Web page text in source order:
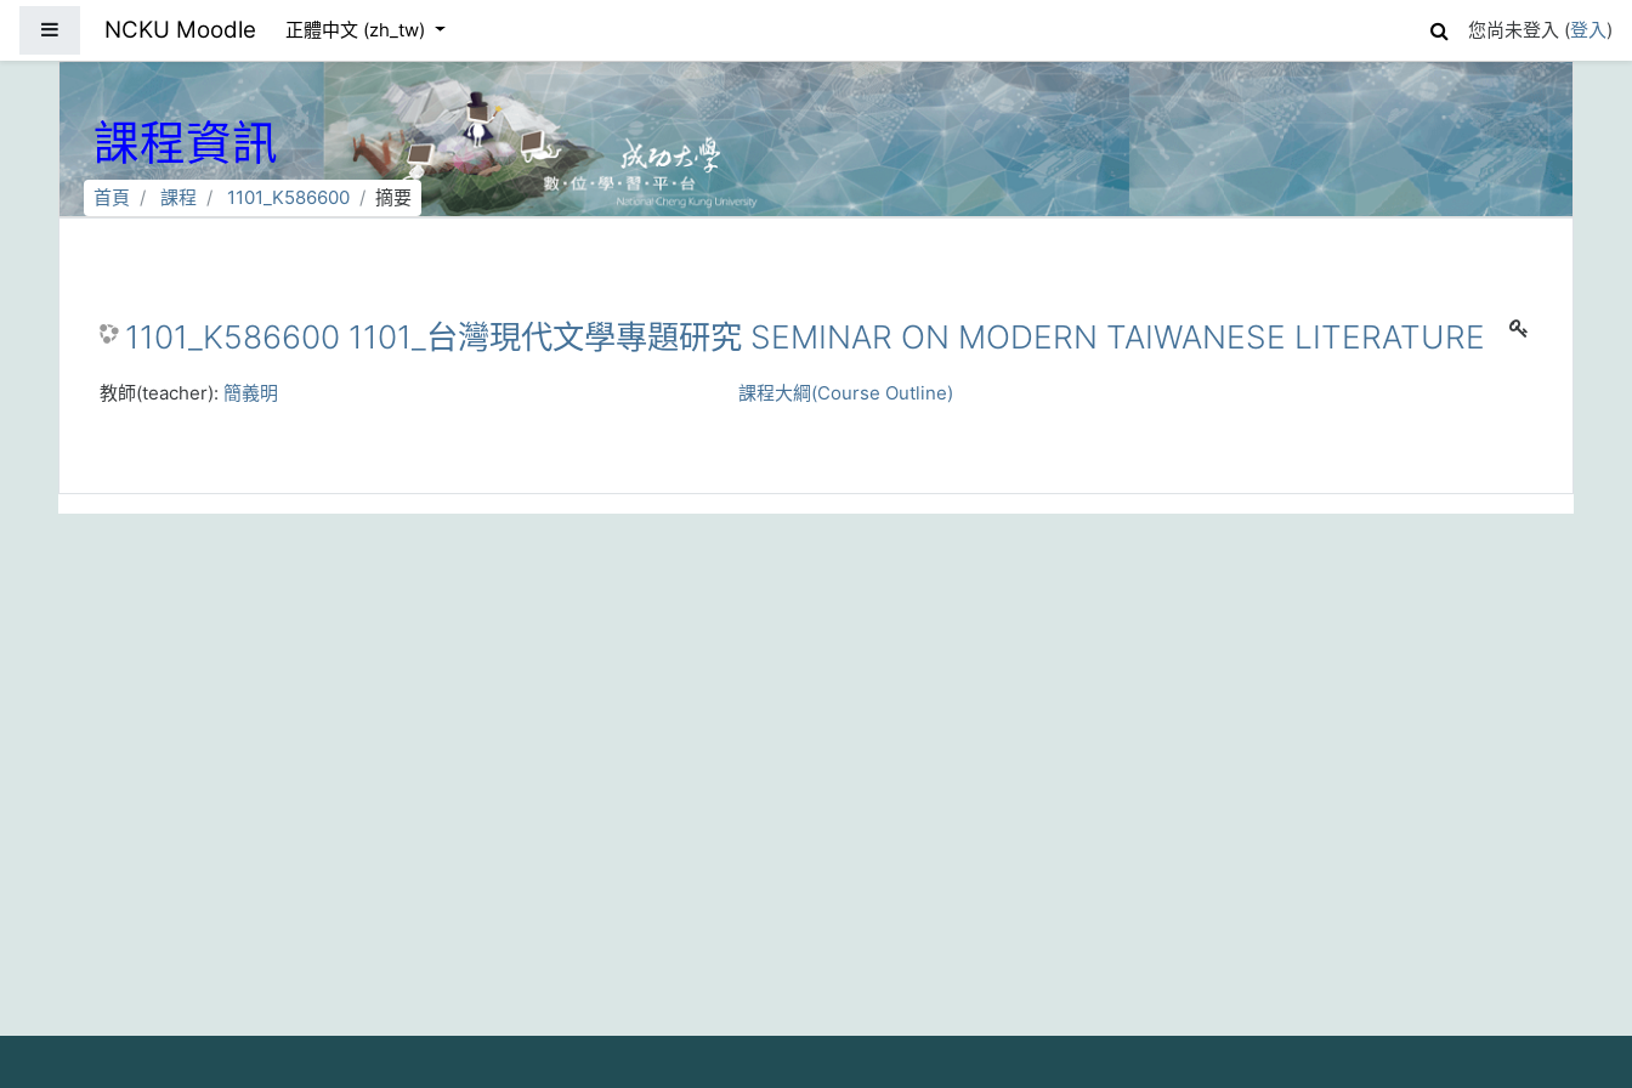
NCKU Moodle 正體中文 ‎(zh_tw)‎ 您尚未登入 (登入)
課程資訊
首頁 課程 1101_K586600 摘要
1101_K586600 1101_台灣現代文學專題研究 SEMINAR ON MODERN TAIWANESE LITERATURE
課程大綱(Course Outline)
教師(teacher): 簡義明